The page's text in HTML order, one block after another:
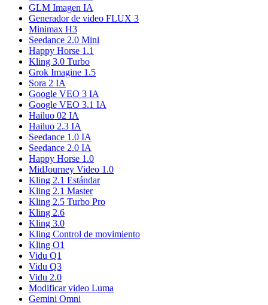
GLM Imagen IA
Generador de video FLUX 3
Minimax H3
Seedance 2.0 Mini
Happy Horse 1.1
Kling 3.0 Turbo
Grok Imagine 1.5
Sora 2 IA
Google VEO 3 IA
Google VEO 3.1 IA
Hailuo 02 IA
Hailuo 2.3 IA
Seedance 1.0 IA
Seedance 2.0 IA
Happy Horse 1.0
MidJourney Video 1.0
Kling 2.1 Estándar
Kling 2.1 Master
Kling 2.5 Turbo Pro
Kling 2.6
Kling 3.0
Kling Control de movimiento
Kling O1
Vidu Q1
Vidu Q3
Vidu 2.0
Modificar video Luma
Gemini Omni